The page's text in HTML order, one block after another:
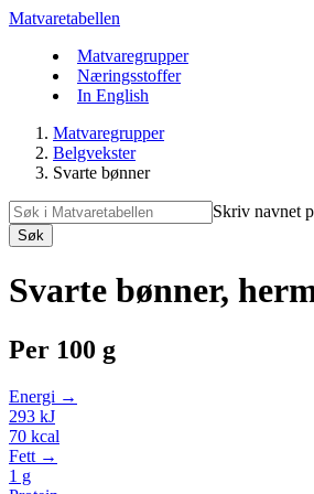
Matvaretabellen
Matvaregrupper
Næringsstoffer
In English
Matvaregrupper
Belgvekster
Svarte bønner
Skriv navnet
Søk
Svarte bønner,
Per 100 g
Energi →
293 kJ
70 kcal
Fett →
1 g